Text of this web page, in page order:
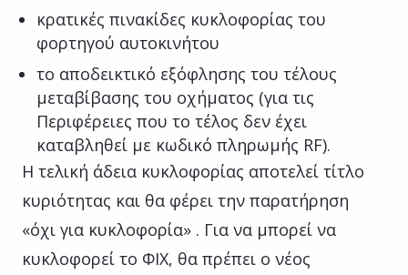
κρατικές πινακίδες κυκλοφορίας του
φορτηγού αυτοκινήτου
το αποδεικτικό εξόφλησης του τέλους
μεταβίβασης του οχήματος (για τις
Περιφέρειες που το τέλος δεν έχει
καταβληθεί με κωδικό πληρωμής RF).
Η τελική άδεια κυκλοφορίας αποτελεί τίτλο
κυριότητας και θα φέρει την παρατήρηση
«όχι για κυκλοφορία» . Για να μπορεί να
κυκλοφορεί το ΦΙΧ, θα πρέπει ο νέος